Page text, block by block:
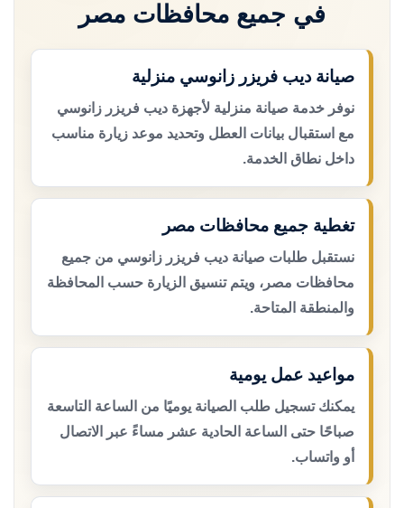
في جميع محافظات مصر
صيانة ديب فريزر زانوسي منزلية
نوفر خدمة صيانة منزلية لأجهزة ديب فريزر زانوسي
مع استقبال بيانات العطل وتحديد موعد زيارة مناسب
داخل نطاق الخدمة.
تغطية جميع محافظات مصر
نستقبل طلبات صيانة ديب فريزر زانوسي من جميع
محافظات مصر، ويتم تنسيق الزيارة حسب المحافظة
والمنطقة المتاحة.
مواعيد عمل يومية
يمكنك تسجيل طلب الصيانة يوميًا من الساعة التاسعة
صباحًا حتى الساعة الحادية عشر مساءً عبر الاتصال
أو واتساب.